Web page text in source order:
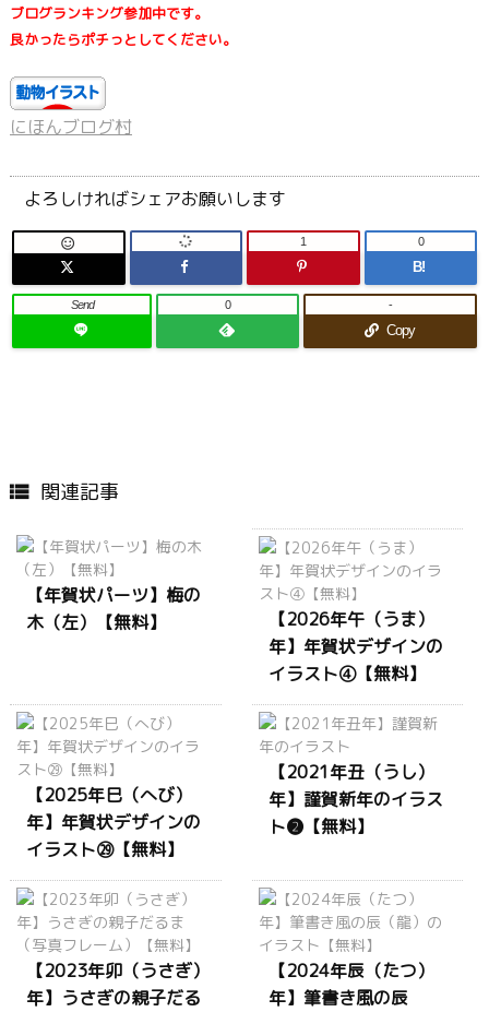
ブログランキング参加中です。
良かったらポチっとしてください。
にほんブログ村
よろしければシェアお願いします
 1
B!
0
Send 0
Copy
-
 関連記事
【年賀状パーツ】梅の
木（左）【無料】
【2026年午（うま）
年】年賀状デザインの
イラスト④【無料】
【2025年巳（へび）
年】年賀状デザインの
イラスト㉙【無料】
【2021年丑（うし）
年】謹賀新年のイラス
ト❷【無料】
【2023年卯（うさぎ）
年】うさぎの親子だる
【2024年辰（たつ）
年】筆書き風の辰